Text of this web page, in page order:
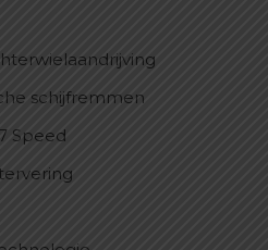
schijfremmen
Speed